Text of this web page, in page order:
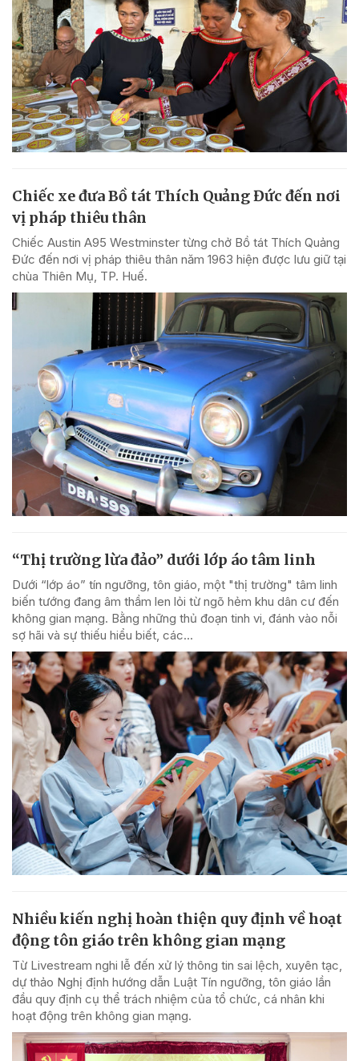
Chiếc xe đưa Bồ tát Thích Quảng Đức đến nơi
vị pháp thiêu thân
Chiếc Austin A95 Westminster từng chở Bồ tát Thích Quảng
Đức đến nơi vị pháp thiêu thân năm 1963 hiện được lưu giữ tại
chùa Thiên Mụ, TP. Huế.
“Thị trường lừa đảo” dưới lớp áo tâm linh
Dưới “lớp áo” tín ngưỡng, tôn giáo, một "thị trường" tâm linh
biến tướng đang âm thầm len lỏi từ ngõ hẻm khu dân cư đến
không gian mạng. Bằng những thủ đoạn tinh vi, đánh vào nỗi
sợ hãi và sự thiếu hiểu biết, các...
Nhiều kiến nghị hoàn thiện quy định về hoạt
động tôn giáo trên không gian mạng
Từ Livestream nghi lễ đến xử lý thông tin sai lệch, xuyên tạc,
dự thảo Nghị định hướng dẫn Luật Tín ngưỡng, tôn giáo lần
đầu quy định cụ thể trách nhiệm của tổ chức, cá nhân khi
hoạt động trên không gian mạng.